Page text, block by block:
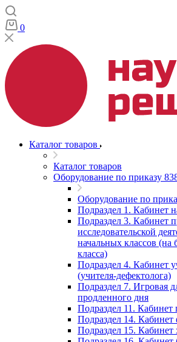
0
Каталог товаров
Каталог товаров
Оборудование по приказу
Оборудование по
Подраздел 1. Кабинет
Подраздел 3. Кабинет
исследовательской
начальных классов (на
класса)
Подраздел 4. Кабинет
(учителя-дефектолога)
Подраздел 7. Игровая
продленного дня
Подраздел 11. Кабинет
Подраздел 14. Кабинет
Подраздел 15.